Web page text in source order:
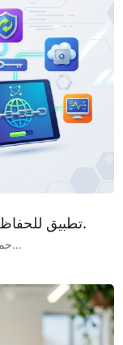
تطبيق للحفاظ على أمان بياناتك الرقمية بشكل أفضل.
حماية البيئة الرقمية، وخاصة على الأجهزة التي تحمل...